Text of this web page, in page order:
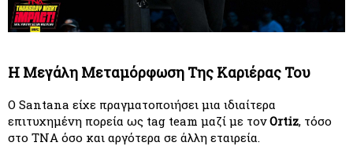
Η Μεγάλη Μεταμόρφωση Της Καριέρας Του
Ο Santana είχε πραγματοποιήσει μια ιδιαίτερα
επιτυχημένη πορεία ως tag team μαζί με τον Ortiz, τόσο
στο TNA όσο και αργότερα σε άλλη εταιρεία.